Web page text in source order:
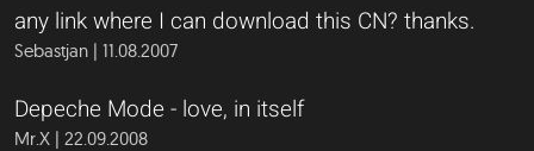
any link where I can download this CN? thanks.
Sebastjan | 11.08.2007
Depeche Mode - love, in itself
Mr.X | 22.09.2008